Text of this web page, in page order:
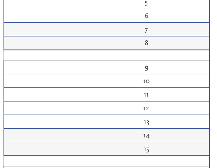
5
6
7
8
9
10
11
12
13
14
15